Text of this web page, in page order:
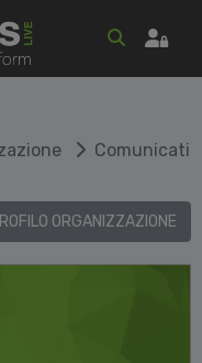
Comunicati
ORGANIZZAZIONE